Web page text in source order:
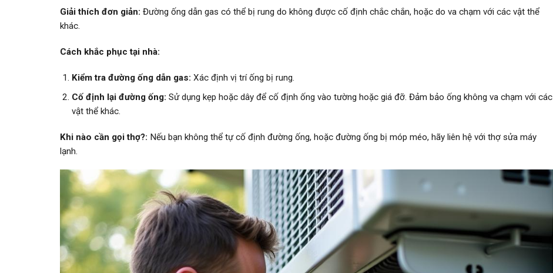
Giải thích đơn giản: Đường ống dẫn gas có thể bị rung do không được cố định chắc chắn, hoặc do va chạm với các vật thể
khác.
Cách khắc phục tại nhà:
Kiểm tra đường ống dẫn gas: Xác định vị trí ống bị rung.
Cố định lại đường ống: Sử dụng kẹp hoặc dây để cố định ống vào tường hoặc giá đỡ. Đảm bảo ống không va chạm với các
vật thể khác.
Khi nào cần gọi thợ?: Nếu bạn không thể tự cố định đường ống, hoặc đường ống bị móp méo, hãy liên hệ với thợ sửa máy
lạnh.